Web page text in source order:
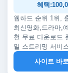
혜택
웹하드 순위 1위,
최신영화,드라마,
천 무료 다운로드
일 스트리밍 서비
사이트 바